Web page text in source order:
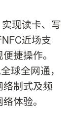
现读卡、写
近场支
捷操作。
球全网通，
制式及频
体验。